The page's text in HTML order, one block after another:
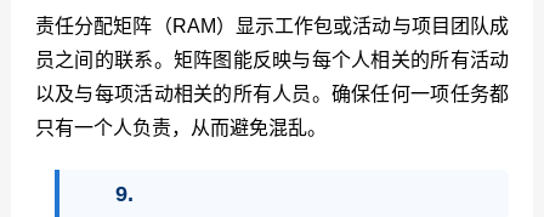
责任分配矩阵（RAM）显示工作包或活动与项目团队成
员之间的联系。矩阵图能反映与每个人相关的所有活动
以及与每项活动相关的所有人员。确保任何一项任务都
只有一个人负责，从而避免混乱。
9.